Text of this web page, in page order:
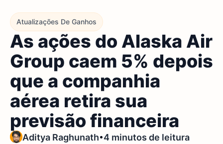
Atualizações De Ganhos
As ações do Alaska Air
Group caem 5% depois
que a companhia
aérea retira sua
previsão financeira
Aditya Raghunath•4 minutos de leitura